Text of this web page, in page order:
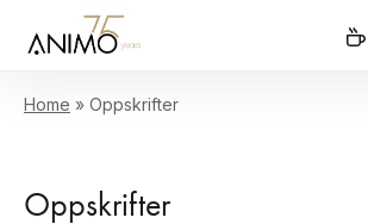
Home » Oppskrifter
Oppskrifter